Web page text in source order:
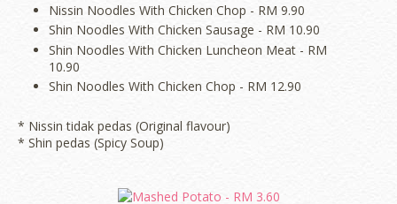
Nissin Noodles With Chicken Chop - RM 9.90
Shin Noodles With Chicken Sausage - RM 10.90
Shin Noodles With Chicken Luncheon Meat - RM
10.90
Shin Noodles With Chicken Chop - RM 12.90
* Nissin tidak pedas (Original flavour)
* Shin pedas (Spicy Soup)